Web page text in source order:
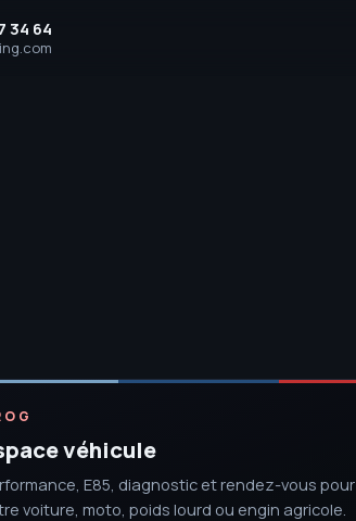
34 64
véhicule
E85, diagnostic et rendez-vous pour
voiture, moto, poids lourd ou engin agricole.